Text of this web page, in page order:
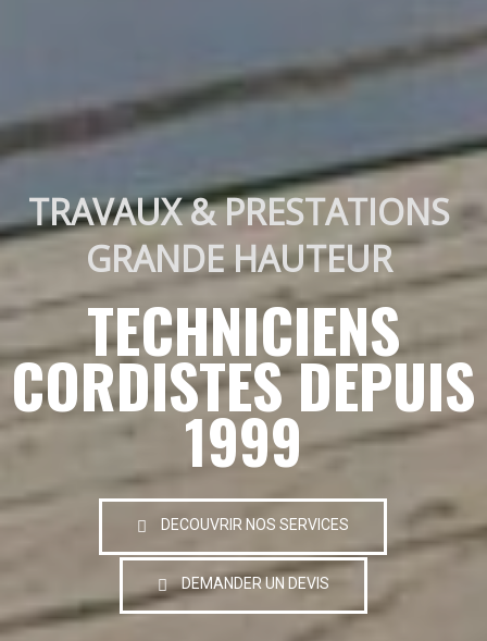
TRAVAUX & PRESTATIONS
GRANDE HAUTEUR
TECHNICIENS
CORDISTES DEPUIS
1999
DECOUVRIR NOS SERVICES
DEMANDER UN DEVIS